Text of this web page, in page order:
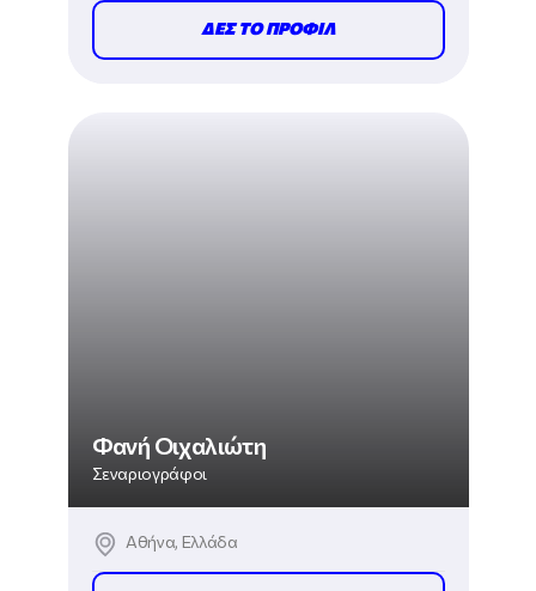
ΔΕΣ ΤΟ ΠΡΟΦΙΛ
Φανή Οιχαλιώτη
Σεναριογράφοι
Αθήνα, Ελλάδα